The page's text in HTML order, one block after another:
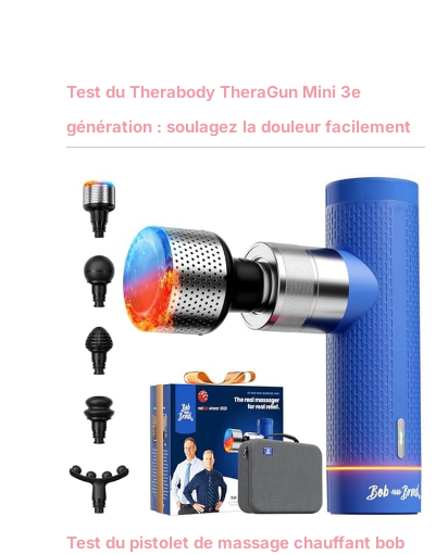
Test du Therabody TheraGun Mini 3e
génération : soulagez la douleur facilement
Test du pistolet de massage chauffant bob